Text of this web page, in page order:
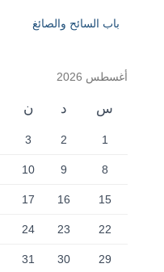
باب السائح والصائغ
أغسطس 2026
س د ن
1
2
3
8
9
10
15
16
17
22
23
24
29
30
31